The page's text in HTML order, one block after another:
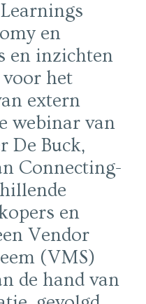
en
en inzichten
voor het
extern
webinar van
De Buck,
Connecting-
en
Vendor
(VMS)
de hand van